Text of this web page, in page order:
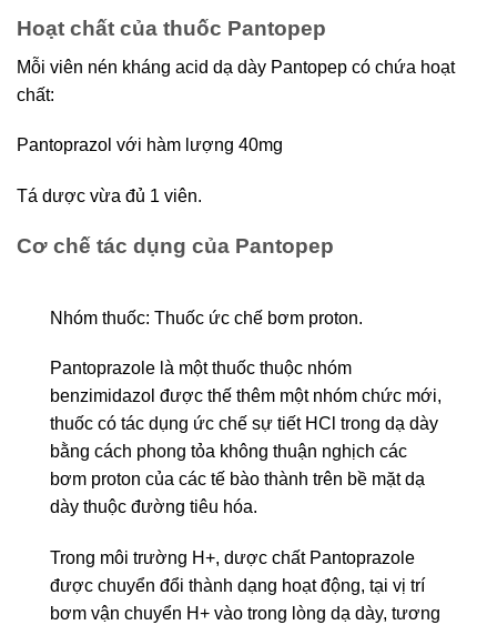
Hoạt chất của thuốc Pantopep
Mỗi viên nén kháng acid dạ dày Pantopep có chứa hoạt
chất:
Pantoprazol với hàm lượng 40mg
Tá dược vừa đủ 1 viên.
Cơ chế tác dụng của Pantopep
Nhóm thuốc: Thuốc ức chế bơm proton.
Pantoprazole là một thuốc thuộc nhóm
benzimidazol được thế thêm một nhóm chức mới,
thuốc có tác dụng ức chế sự tiết HCl trong dạ dày
bằng cách phong tỏa không thuận nghịch các
bơm proton của các tế bào thành trên bề mặt dạ
dày thuộc đường tiêu hóa.
Trong môi trường H+, dược chất Pantoprazole
được chuyển đổi thành dạng hoạt động, tại vị trí
bơm vận chuyển H+ vào trong lòng dạ dày, tương